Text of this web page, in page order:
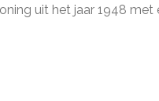
uit het jaar 1948